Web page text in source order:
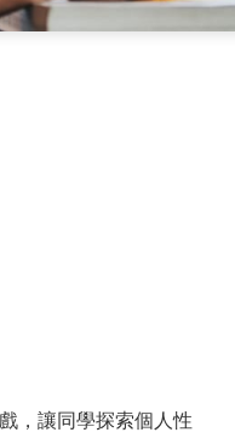
，讓同學探索個人性